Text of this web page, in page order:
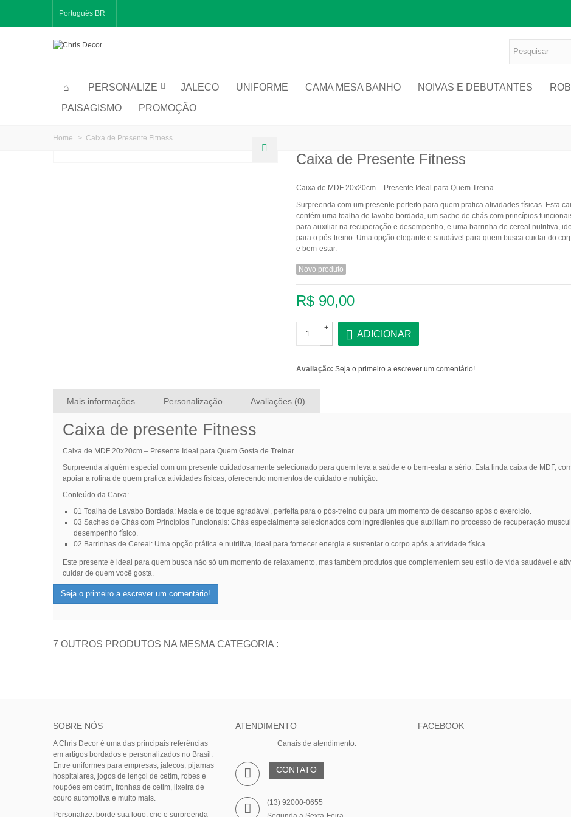
Português BR
PERSONALIZE JALECO UNIFORME CAMA MESA BANHO NOIVAS E DEBUTANTES
PAISAGISMO
PROMOÇÃO
Home > Caixa de Presente Fitness
Caixa de Presente Fitness
Caixa de MDF 20x20cm – Presente Ideal para Quem Treina
Surpreenda com um presente perfeito para quem pratica atividades físicas. Esta
contém uma toalha de lavabo bordada, um sache de chás com princípios
para auxiliar na recuperação e desempenho, e uma barrinha de cereal nutritiva,
para o pós-treino. Uma opção elegante e saudável para quem busca cuidar do
e bem-estar.
Novo produto
R$ 90,00
-
+
ADICIONAR
Avaliação: Seja o primeiro a escrever um comentário!
Mais informações Personalização Avaliações (0)
Caixa de presente Fitness
Caixa de MDF 20x20cm – Presente Ideal para Quem Gosta de Treinar
Surpreenda alguém especial com um presente cuidadosamente selecionado para quem leva a saúde e o bem-estar a sério. Esta linda caixa de MDF,
apoiar a rotina de quem pratica atividades físicas, oferecendo momentos de cuidado e nutrição.
Conteúdo da Caixa:
01 Toalha de Lavabo Bordada: Macia e de toque agradável, perfeita para o pós-treino ou para um momento de descanso após o exercício.
03 Saches de Chás com Princípios Funcionais: Chás especialmente selecionados com ingredientes que auxiliam no processo de recuperação
desempenho físico.
02 Barrinhas de Cereal : Uma opção prática e nutritiva, ideal para fornecer energia e sustentar o corpo após a atividade física.
Este presente é ideal para quem busca não só um momento de relaxamento, mas também produtos que complementem seu estilo de vida saudável e
cuidar de quem você gosta.
Seja o primeiro a escrever um comentário!
7 OUTROS PRODUTOS NA MESMA CATEGORIA :
SOBRE NÓS
A Chris Decor é uma das principais referências
em artigos bordados e personalizados no Brasil.
Entre uniformes para empresas, jalecos, pijamas
hospitalares, jogos de lençol de cetim, robes e
roupões em cetim, fronhas de cetim, lixeira de
couro automotiva e muito mais.
Personalize, borde sua logo, crie e surpreenda
ATENDIMENTO
Canais de atendimento:
CONTATO
(13) 92000-0655
FACEBOOK